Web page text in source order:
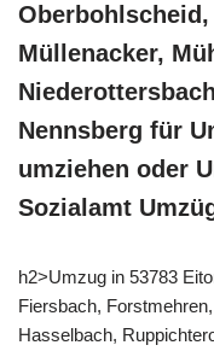
Müllenacker,
Nennsberg für
umziehen oder
Sozialamt
h2>Umzug in 53783
Fiersbach,
Hasselbach,